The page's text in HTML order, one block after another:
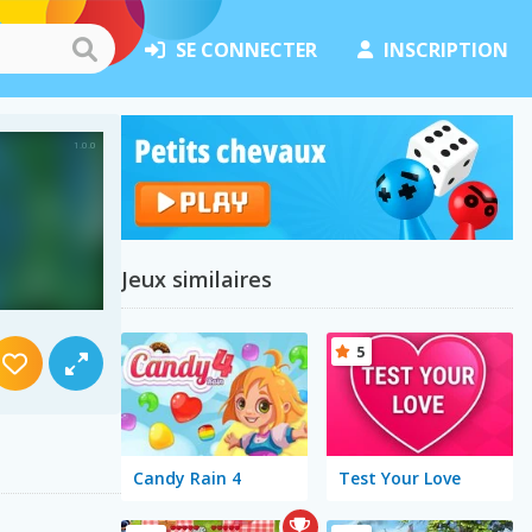
SE CONNECTER INSCRIPTION
Jeux similaires
Candy Rain 4 Test Your Love
5